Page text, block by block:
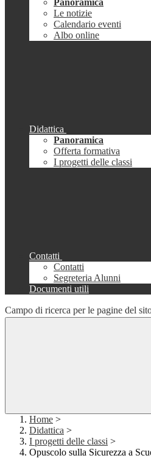
Panoramica
Le notizie
Calendario eventi
Albo online
Didattica
Panoramica
Offerta formativa
I progetti delle classi
Contatti
Contatti
Segreteria Alunni
Documenti utili
Campo di ricerca per le pagine del
Home >
Didattica >
I progetti delle classi >
Opuscolo sulla Sicurezza a